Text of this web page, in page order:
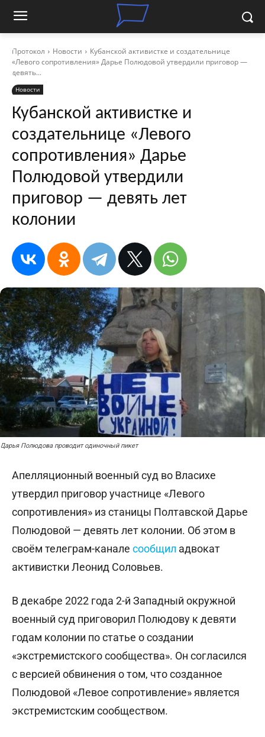
Протокол Новости
Кубанской активистке и создательнице
«Левого сопротивления» Дарье Полюдовой утвердили приговор —
девять...
Новости
Кубанской активистке и
создательнице «Левого
сопротивления» Дарье
Полюдовой утвердили
приговор — девять лет
колонии
Дарья Полюдова проводит одиночный пикет
Апелляционный военный суд во Власихе
утвердил приговор участнице «Левого
сопротивления» из станицы Полтавской Дарье
Полюдовой — девять лет колонии. Об этом в
своём телеграм-канале сообщил адвокат
активистки Леонид Соловьев.
В декабре 2022 года 2-й Западный окружной
военный суд приговорил Полюдову к девяти
годам колонии по статье о создании
«экстремистского сообщества». Он согласился
с версией обвинения о том, что созданное
Полюдовой «Левое сопротивление» является
экстремистским сообществом.